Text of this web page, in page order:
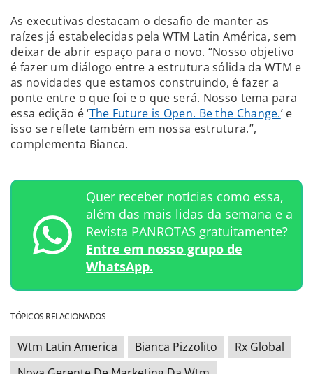
As executivas destacam o desafio de manter as
raízes já estabelecidas pela WTM Latin América, sem
deixar de abrir espaço para o novo. “Nosso objetivo
é fazer um diálogo entre a estrutura sólida da WTM e
as novidades que estamos construindo, é fazer a
ponte entre o que foi e o que será. Nosso tema para
essa edição é ‘The Future is Open. Be the Change.’ e
isso se reflete também em nossa estrutura.”,
complementa Bianca.
Quer receber notícias como essa,
além das mais lidas da semana e a
Revista PANROTAS gratuitamente?
Entre em nosso grupo de
WhatsApp.
TÓPICOS RELACIONADOS
Wtm Latin America Bianca Pizzolito
Rx Global